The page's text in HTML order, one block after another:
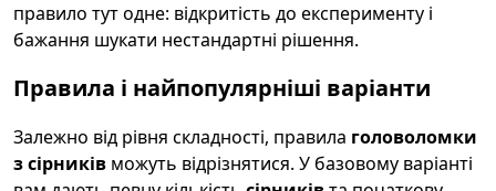
правило тут одне: відкритість до експерименту і
бажання шукати нестандартні рішення.
Правила і найпопулярніші варіанти
Залежно від рівня складності, правила головоломки
з сірників можуть відрізнятися. У базовому варіанті